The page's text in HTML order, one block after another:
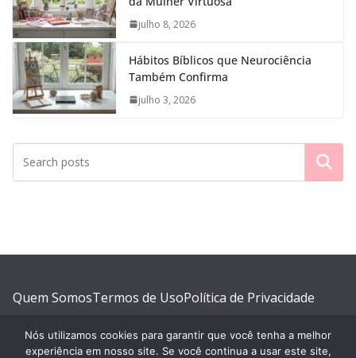
julho 8, 2026
Hábitos Bíblicos que Neurociência
Também Confirma
julho 3, 2026
Pesquisar
Quem SomosTermos de UsoPolítica de Privacidade
Nós utilizamos cookies para garantir que você tenha a melhor
experiência em nosso site. Se você continua a usar este site,